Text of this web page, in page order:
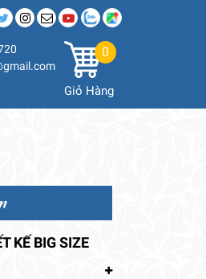
0
Giỏ Hàng
KẾ BIG SIZE